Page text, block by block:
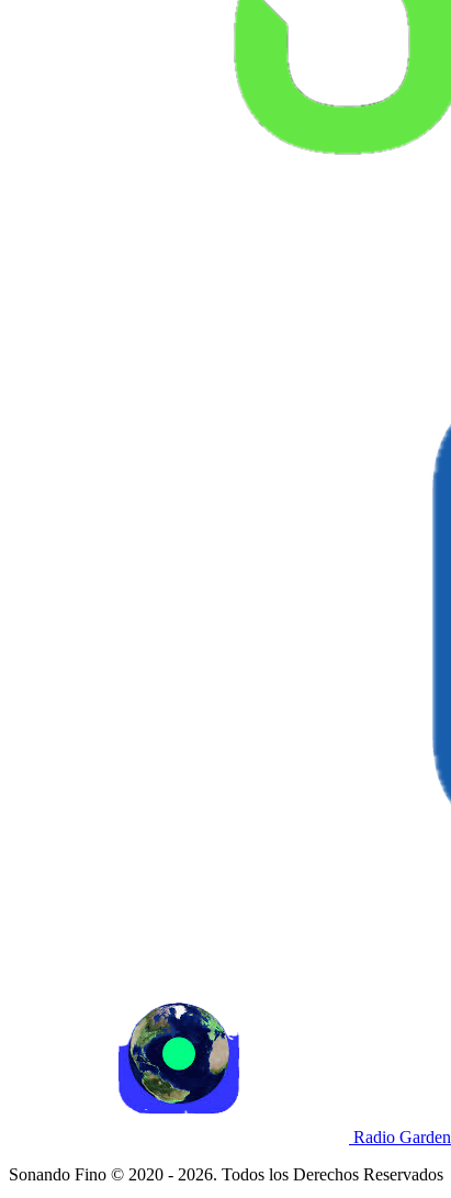
Radio Garden
Sonando Fino © 2020 - 2026. Todos los Derechos Reservados